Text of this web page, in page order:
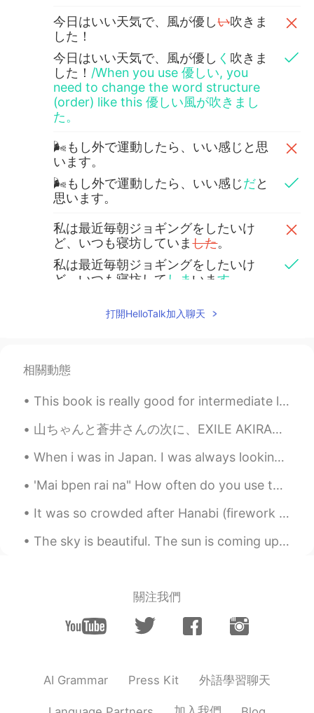
今日はいい天気で、風が優しい吹きま
した！
今日はいい天気で、風が優し く 吹きま
した！ /When you use 優しい, you
need to change the word structure
(order) like this 優しい風が吹きまし
た。
🌬もし外で運動したら、いい感じと思
います。
🌬もし外で運動したら、いい感じだと
思います。
私は最近毎朝ジョギングをしたいけ
ど、いつも寝坊していました。
私は最近毎朝ジョギングをしたいけ
ど、いつも寝坊して しま います
🤣 5時頃起きたいが、ほとんど7時に起
時に起きます。
would say たいていinstead of ほとん
word in dictionary, its meaning is
written ほとんどat first. However,
looking down the meaning list, you
can find たいてい.
太陽はもうのばて、その時暑くな りま
した。
太陽はもうのぼって、そと(outside)
す。
で運動しました。
miya 2020.12.01 14:55
今日はもう12月ですね！
this without 「今日は」It's sounds
打開HelloTalk加入聊天
相關動態
This book is really good for intermediate learners! can't wait to use this as a source of my teac...
山ちゃんと蒼井さんの次に、EXILE AKIRAさんと林志玲が結婚され、そろそろ自分も結婚を考えるべきかと思ったが、まずは相手ですね。 はい、頑張ります。😅 First it was Yama...
When i was in Japan. I was always looking at the vending machine. They have so many nice drinks a...
'Mai bpen rai na" How often do you use this phrase daily? Usually in what situations will you use...
It was so crowded after Hanabi (firework show) in Japan. But the public transport is good and in ...
The sky is beautiful. The sun is coming up. I will try my best today for the job interview. 😊 ...
關注我們
AI Grammar Press Kit 外語學習聊天